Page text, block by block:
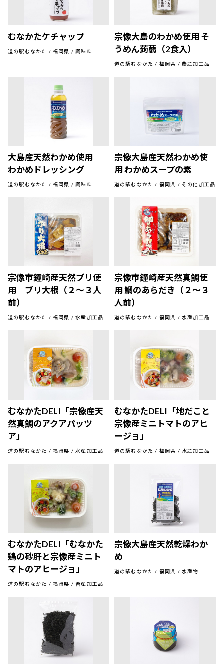
むなかたケチャップ
道の駅むなかた / 福岡県 / 調味料
宗像大島のわかめ使用 そ
うめん蒟蒻（2食入）
道の駅むなかた / 福岡県 / 農産加工品
大島産天然わかめ使用
わかめドレッシング
道の駅むなかた / 福岡県 / 調味料
宗像大島産天然わかめ使
用 わかめスープの素
道の駅むなかた / 福岡県 / その他加工品
宗像市鐘崎産天然ブリ使
用 ブリ大根（２～３人
前）
道の駅むなかた / 福岡県 / 水産加工品
宗像市鐘崎産天然真鯛使
用 鯛のあらだき（２～３
人前）
道の駅むなかた / 福岡県 / 水産加工品
むなかたDELI「宗像産天
然真鯛のアクアパッツ
ア」
道の駅むなかた / 福岡県 / 水産加工品
むなかたDELI「地だこと
宗像産ミニトマトのアヒ
ージョ」
道の駅むなかた / 福岡県 / 水産加工品
むなかたDELI「むなかた
鶏の砂肝と宗像産ミニト
マトのアヒージョ」
道の駅むなかた / 福岡県 / 畜産加工品
宗像大島産天然乾燥わか
め
道の駅むなかた / 福岡県 / 水産物